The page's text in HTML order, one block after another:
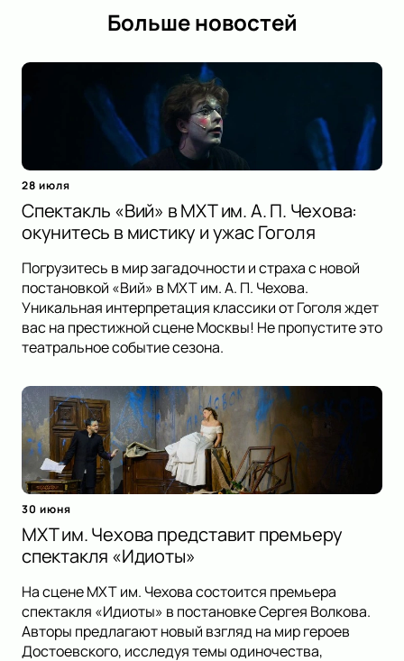
Больше новостей
28 июля
Спектакль «Вий» в МХТ им. А. П. Чехова:
окунитесь в мистику и ужас Гоголя
Погрузитесь в мир загадочности и страха с новой
постановкой «Вий» в МХТ им. А. П. Чехова.
Уникальная интерпретация классики от Гоголя ждет
вас на престижной сцене Москвы! Не пропустите это
театральное событие сезона.
30 июня
МХТ им. Чехова представит премьеру
спектакля «Идиоты»
На сцене МХТ им. Чехова состоится премьера
спектакля «Идиоты» в постановке Сергея Волкова.
Авторы предлагают новый взгляд на мир героев
Достоевского, исследуя темы одиночества,